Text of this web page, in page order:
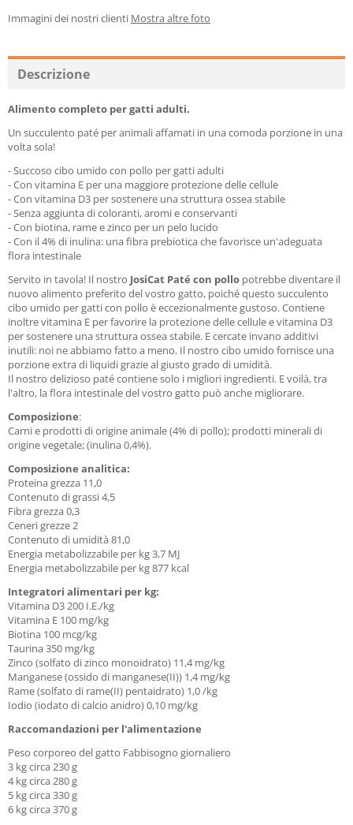
Immagini dei nostri clienti Mostra altre foto
Descrizione
Alimento completo per gatti adulti.
Un succulento paté per animali affamati in una comoda porzione in una
volta sola!
- Succoso cibo umido con pollo per gatti adulti
- Con vitamina E per una maggiore protezione delle cellule
- Con vitamina D3 per sostenere una struttura ossea stabile
- Senza aggiunta di coloranti, aromi e conservanti
- Con biotina, rame e zinco per un pelo lucido
- Con il 4% di inulina: una fibra prebiotica che favorisce un'adeguata
flora intestinale
Servito in tavola! Il nostro JosiCat Paté con pollo potrebbe diventare il
nuovo alimento preferito del vostro gatto, poiché questo succulento
cibo umido per gatti con pollo è eccezionalmente gustoso. Contiene
inoltre vitamina E per favorire la protezione delle cellule e vitamina D3
per sostenere una struttura ossea stabile. E cercate invano additivi
inutili: noi ne abbiamo fatto a meno. Il nostro cibo umido fornisce una
porzione extra di liquidi grazie al giusto grado di umidità.
Il nostro delizioso paté contiene solo i migliori ingredienti. E voilà, tra
l'altro, la flora intestinale del vostro gatto può anche migliorare.
Composizione:
Carni e prodotti di origine animale (4% di pollo); prodotti minerali di
origine vegetale; (inulina 0,4%).
Composizione analitica:
Proteina grezza 11,0
Contenuto di grassi 4,5
Fibra grezza 0,3
Ceneri grezze 2
Contenuto di umidità 81,0
Energia metabolizzabile per kg 3,7 MJ
Energia metabolizzabile per kg 877 kcal
Integratori alimentari per kg:
Vitamina D3 200 I.E./kg
Vitamina E 100 mg/kg
Biotina 100 mcg/kg
Taurina 350 mg/kg
Zinco (solfato di zinco monoidrato) 11,4 mg/kg
Manganese (ossido di manganese(II)) 1,4 mg/kg
Rame (solfato di rame(II) pentaidrato) 1,0 /kg
Iodio (iodato di calcio anidro) 0,10 mg/kg
Raccomandazioni per l'alimentazione
Peso corporeo del gatto Fabbisogno giornaliero
3 kg circa 230 g
4 kg circa 280 g
5 kg circa 330 g
6 kg circa 370 g